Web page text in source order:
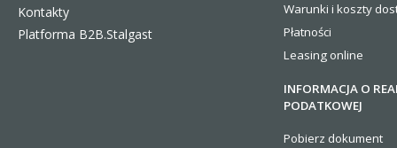
Kontakty
Platforma B2B.Stalgast
Warunki i koszty
Płatności
Leasing online
INFORMACJA O
PODATKOWEJ
Pobierz dokument